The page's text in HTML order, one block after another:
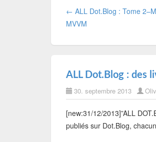
← ALL Dot.Blog : Tome
MVVM
ALL Dot.Blog : des
30. septembre 2013
[new:31/12/2013]”ALL
publiés sur Dot.Blog,